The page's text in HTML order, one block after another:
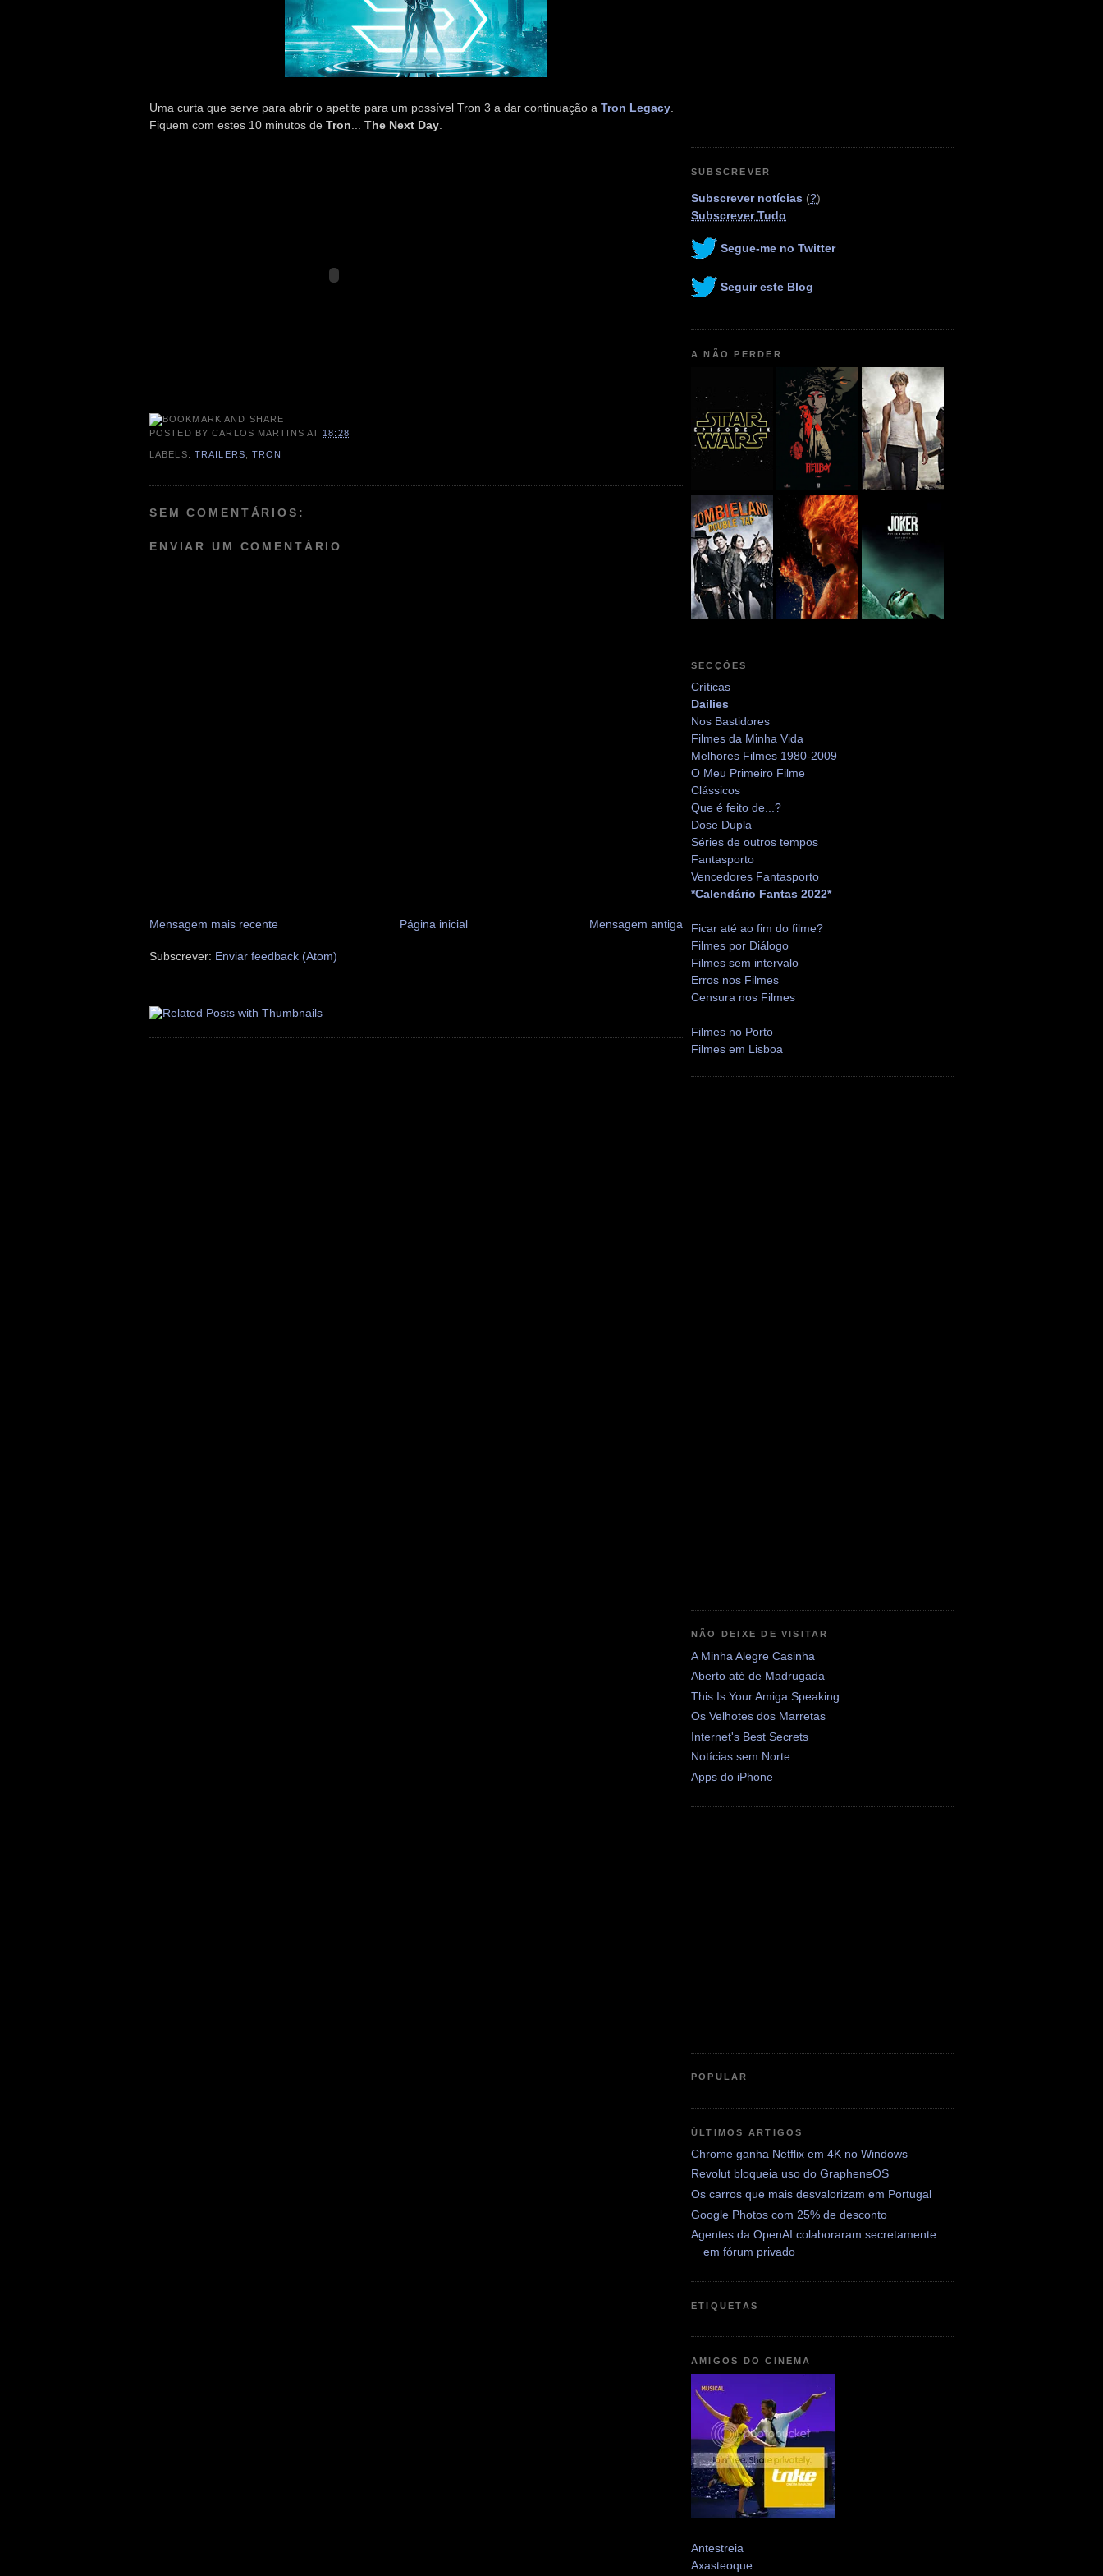
Uma curta que serve para abrir o apetite para um possível Tron 3 a dar continuação a Tron Legacy
Fiquem com estes 10 minutos de Tron The Next Day
POSTED BYCARLOS MARTINS AT 18:28
LABELS: TRAILERS ,TRON
SEM COMENTÁRIOS:
ENVIAR UM COMENTÁRIO
Mensagem mais recente Mensagem antiga
Página inicial
Subscrever: Enviar feedback (Atom)
SUBSCREVER
Subscrever notícias (?)
Subscrever Tudo
Segue-me no Twitter
Seguir este Blog
A NÃO PERDER
SECÇÕES
Críticas
Dailies
Nos Bastidores
Filmes da Minha Vida
Melhores Filmes 1980-2009
O Meu Primeiro Filme
Clássicos
Que é feito de...?
Dose Dupla
Séries de outros tempos
Fantasporto
Vencedores Fantasporto
*Calendário Fantas 2022*
Ficar até ao fim do filme?
Filmes por Diálogo
Filmes sem intervalo
Erros nos Filmes
Censura nos Filmes
Filmes no Porto
Filmes em Lisboa
NÃO DEIXE DE VISITAR
A Minha Alegre Casinha
Aberto até de Madrugada
This Is Your Amiga Speaking
Os Velhotes dos Marretas
Internet's Best Secrets
Notícias sem Norte
Apps do iPhone
POPULAR
ÚLTIMOS ARTIGOS
Chrome ganha Netflix em 4K no Windows
Revolut bloqueia uso do GrapheneOS
Os carros que mais desvalorizam em Portugal
Google Photos com 25% de desconto
Agentes da OpenAI colaboraram secretamente
em fórum privado
ETIQUETAS
AMIGOS DO CINEMA
Antestreia
Axasteoque